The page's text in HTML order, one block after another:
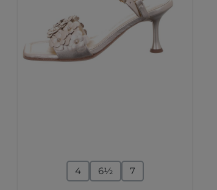
auswählen
4 6½ 7